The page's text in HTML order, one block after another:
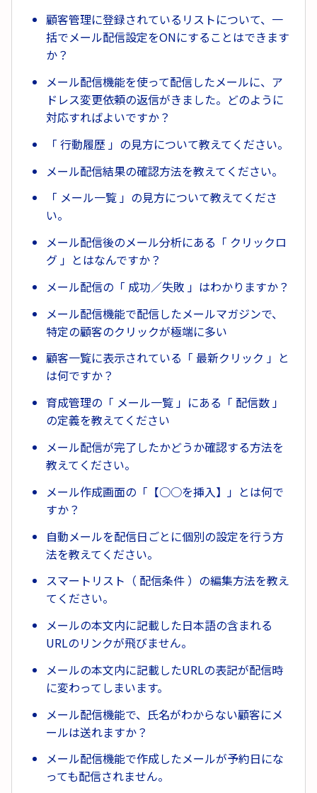
顧客管理に登録されているリストについて、一
括でメール配信設定をONにすることはできます
か？
メール配信機能を使って配信したメールに、ア
ドレス変更依頼の返信がきました。どのように
対応すればよいですか？
「 行動履歴 」の見方について教えてください。
メール配信結果の確認方法を教えてください。
「 メール一覧 」の見方について教えてくださ
い。
メール配信後のメール分析にある「 クリックロ
グ 」とはなんですか？
メール配信の「 成功／失敗 」はわかりますか？
メール配信機能で配信したメールマガジンで、
特定の顧客のクリックが極端に多い
顧客一覧に表示されている「 最新クリック 」と
は何ですか？
育成管理の「 メール一覧 」にある「 配信数 」
の定義を教えてください
メール配信が完了したかどうか確認する方法を
教えてください。
メール作成画面の「【○○を挿入】」とは何で
すか？
自動メールを配信日ごとに個別の設定を行う方
法を教えてください。
スマートリスト（ 配信条件 ）の編集方法を教え
てください。
メールの本文内に記載した日本語の含まれる
URLのリンクが飛びません。
メールの本文内に記載したURLの表記が配信時
に変わってしまいます。
メール配信機能で、氏名がわからない顧客にメ
ールは送れますか？
メール配信機能で作成したメールが予約日にな
っても配信されません。